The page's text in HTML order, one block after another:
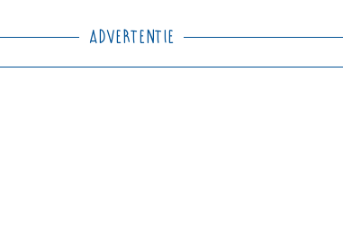
Advertentie